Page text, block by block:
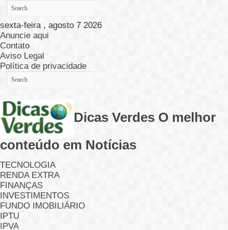
sexta-feira , agosto 7 2026
Anuncie aqui
Contato
Aviso Legal
Política de privacidade
Dicas Verdes O melhor
conteúdo em Notícias
TECNOLOGIA
RENDA EXTRA
FINANÇAS
INVESTIMENTOS
FUNDO IMOBILIÁRIO
IPTU
IPVA